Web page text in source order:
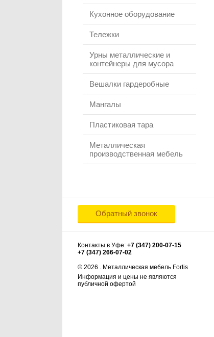
Кухонное оборудование
Тележки
Урны металлические и
контейнеры для мусора
Вешалки гардеробные
Мангалы
Пластиковая тара
Металлическая
производственная мебель
Обратный звонок
Контакты в Уфе: +7 (347) 200-07-15
+7 (347) 266-07-02
© 2026 . Металлическая мебель Fortis
Информация и цены не являются
публичной офертой